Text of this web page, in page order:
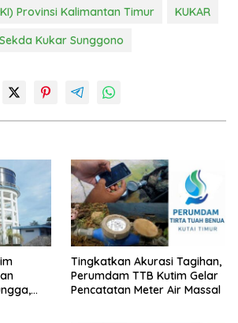
Provinsi Kalimantan Timur
KUKAR
Sekda Kukar Sunggono
Tingkatkan Akurasi Tagihan,
Perumdam TTB Kutim Gelar
Pencatatan Meter Air Massal